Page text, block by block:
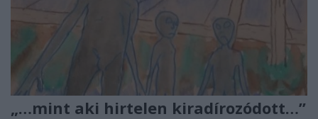
„…mint aki hirtelen kiradírozódott…”